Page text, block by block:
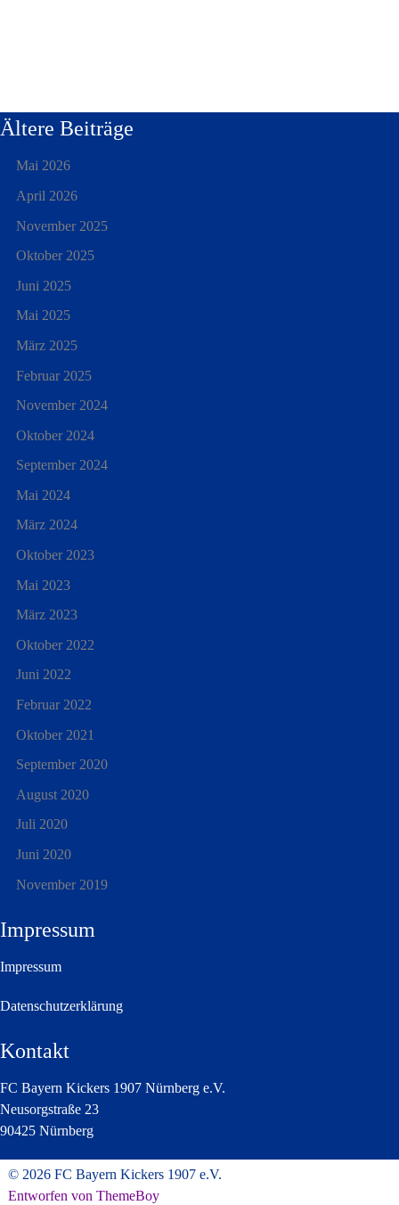
Ältere Beiträge
Mai 2026
April 2026
November 2025
Oktober 2025
Juni 2025
Mai 2025
März 2025
Februar 2025
November 2024
Oktober 2024
September 2024
Mai 2024
März 2024
Oktober 2023
Mai 2023
März 2023
Oktober 2022
Juni 2022
Februar 2022
Oktober 2021
September 2020
August 2020
Juli 2020
Juni 2020
November 2019
Impressum
Impressum
Datenschutzerklärung
Kontakt
FC Bayern Kickers 1907 Nürnberg e.V.
Neusorgstraße 23
90425 Nürnberg
© 2026 FC Bayern Kickers 1907 e.V.
Entworfen von ThemeBoy